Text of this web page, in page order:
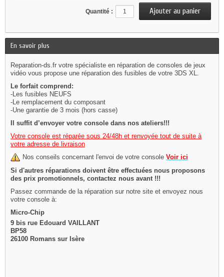
Quantité :
En savoir plus
Reparation-ds.fr votre spécialiste en réparation de consoles de jeux
vidéo vous propose une réparation des fusibles de votre 3DS XL.
Le forfait comprend:
-Les fusibles NEUFS
-Le remplacement du composant
-Une garantie de 3 mois (hors casse)
Il suffit d’envoyer votre console dans nos ateliers!!!
Votre console est réparée sous 24/48h et renvoyée tout de suite à
votre adresse de livraison
Nos conseils concernant l'envoi de votre console Voir ici
Si d'autres réparations doivent être effectuées nous proposons
des prix promotionnels, contactez nous avant !!!
Passez commande de la réparation sur notre site et envoyez nous
votre console à:
Micro-Chip
9 bis rue Edouard VAILLANT
BP58
26100 Romans sur Isère